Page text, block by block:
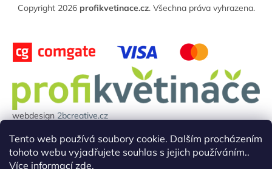
Tento web používá soubory cookie. Dalším procházením
tohoto webu vyjadřujete souhlas s jejich používáním..
Více informacízde.
Copyright 2026 profikvetinace.cz. Všechna práva vyhrazena.
webdesign2bcreative.cz